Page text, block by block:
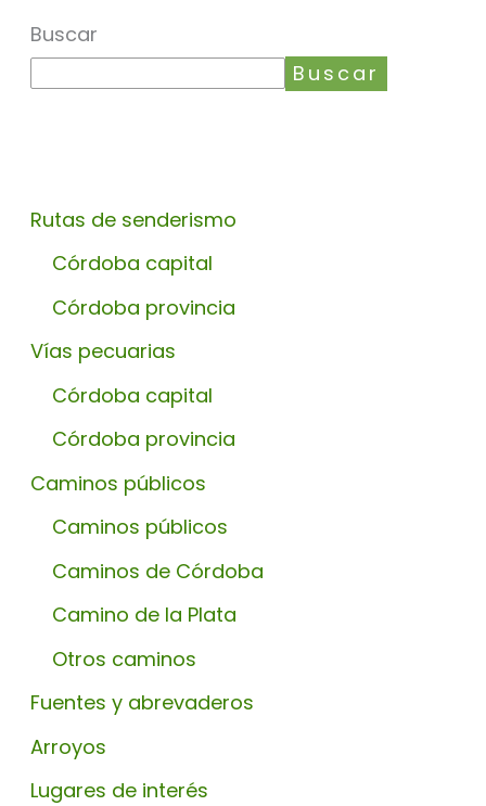
Buscar
Buscar
Rutas de senderismo
Córdoba capital
Córdoba provincia
Vías pecuarias
Córdoba capital
Córdoba provincia
Caminos públicos
Caminos públicos
Caminos de Córdoba
Camino de la Plata
Otros caminos
Fuentes y abrevaderos
Arroyos
Lugares de interés